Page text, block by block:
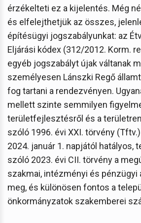
érzékelteti ez a kijelentés. Még
és elfelejthetjük az összes,
építésügyi jogszabályunkat: az
Eljárási kódex (312/2012. Korm.
egyéb jogszabályt újak váltanak
személyesen Lánszki Regő
fog tartani a rendezvényen.
mellett szinte semmilyen
területfejlesztésről és a
szóló 1996. évi XXI. törvény
2024. január 1. napjától
szóló 2023. évi CII. törvény a
szakmai, intézményi és pénzügyi
meg, és különösen fontos a
önkormányzatok szakemberei